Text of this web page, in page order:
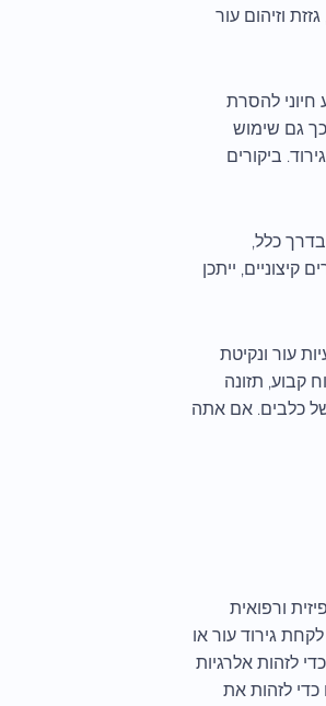
וזיהום עור
להסרת
גם שימוש
ביקורים
כלל,
קיצוניים, ייתכן
עור ונקיטת
קבוע, תזונה
של כלבים. אם אתה
ורפואית
גירוד עור או
לזהות אלרגיות
כדי לזהות את